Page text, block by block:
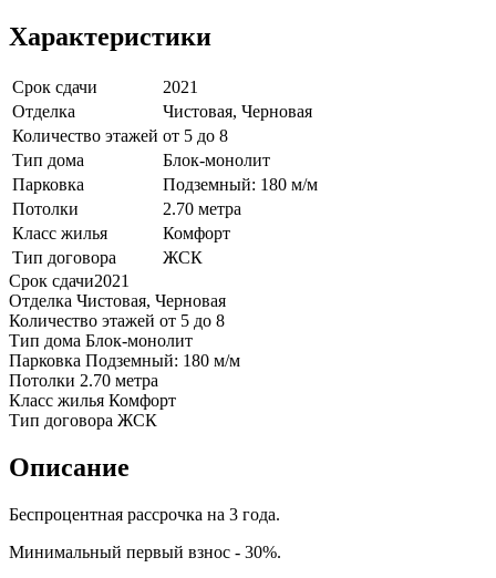
Характеристики
Срок сдачи
2021
Отделка
Чистовая, Черновая
Количество этажей от 5 до 8
Тип дома
Блок-монолит
Парковка
Подземный: 180 м/м
Потолки
2.70 метра
Класс жилья
Комфорт
Тип договора
ЖСК
Срок сдачи2021
Отделка Чистовая, Черновая
Количество этажей от 5 до 8
Тип дома Блок-монолит
Парковка Подземный: 180 м/м
Потолки 2.70 метра
Класс жилья Комфорт
Тип договора ЖСК
Описание
Беспроцентная рассрочка на 3 года.
Минимальный первый взнос - 30%.